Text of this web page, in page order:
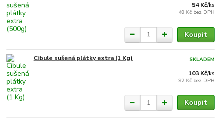
54 Kč/ks
48 Kč bez DPH
Koupit
Cibule sušená plátky extra (1 Kg)
103 Kč/ks
92 Kč bez DPH
SKLADEM
Koupit